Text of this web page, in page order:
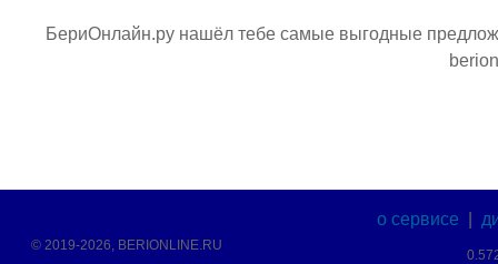
БериОнлайн.ру нашёл тебе самые выгодные
© 2019-2026, BERIONLINE.RU
о сервисе